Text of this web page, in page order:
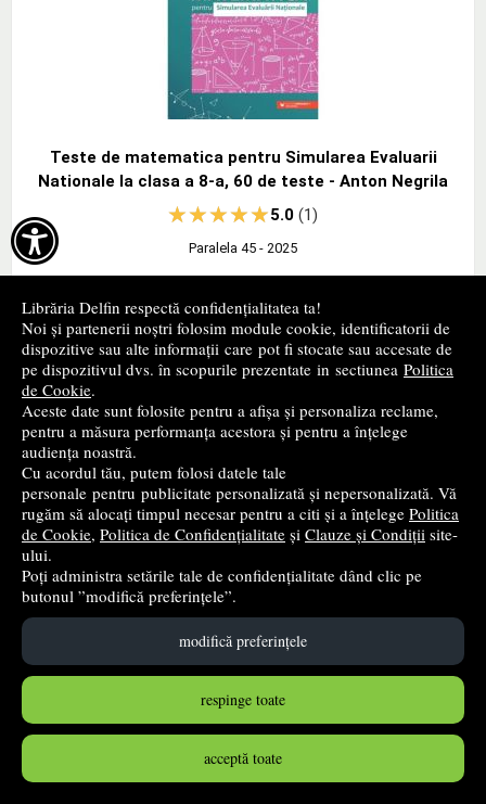

Librăria Delfin respectă confidențialitatea ta!
Noi și partenerii noștri folosim module cookie, identificatorii de
dispozitive sau alte informații care pot fi stocate sau accesate de
pe dispozitivul dvs. în scopurile prezentate in sectiunea Politica
de Cookie.
Aceste date sunt folosite pentru a afișa și personaliza reclame,
pentru a măsura performanța acestora și pentru a înțelege
audiența noastră.
Cu acordul tău, putem folosi datele tale
personale pentru publicitate personalizată și nepersonalizată. Vă
rugăm să alocați timpul necesar pentru a citi și a înțelege Politica
de Cookie, Politica de Confidențialitate și Clauze și Condiții site-
ului.
Poți administra setările tale de confidențialitate dând clic pe
butonul ”modifică preferințele”.
modifică preferințele
respinge toate
acceptă toate
Teste de matematica pentru Simularea Evaluarii
Nationale la clasa a 8-a, 60 de teste - Anton Negrila
5.0(1)
Paralela 45 - 2025
29,75lei
PRP:35,00 lei (-15%)
Pachet Bacalaureat 2026. Limba si literatura romana 72
teste complete, Matematica pe intelesul tuturor M-
mate-info, M-stiintele naturii si Biologie. Notiuni
teoretice si teste pentru clasele 11-12 - Mimi Gramnea,
Teohar Mihadas, Silvia Olteanu